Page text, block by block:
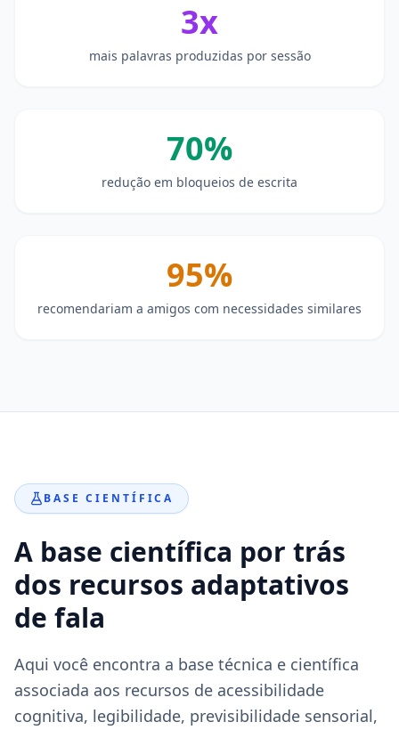
3x
mais palavras produzidas por sessão
70%
redução em bloqueios de escrita
95%
recomendariam a amigos com necessidades similares
BASE CIENTÍFICA
A base científica por trás
dos recursos adaptativos
de fala
Aqui você encontra a base técnica e científica
associada aos recursos de acessibilidade
cognitiva, legibilidade, previsibilidade sensorial,